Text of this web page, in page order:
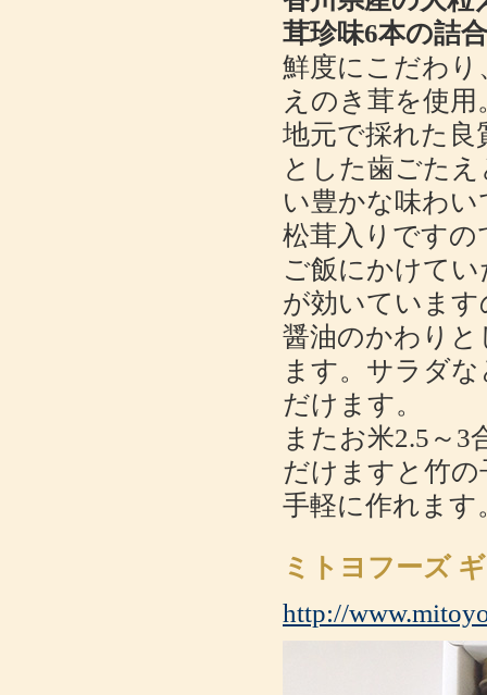
茸珍味6本の詰
鮮度にこだわり
えのき茸を使用
地元で採れた
とした歯ごた
い豊かな味わい
松茸入りです
ご飯にかけて
が効いていま
醤油のかわり
ます。サラダ
だけます。
またお米2.5～3
だけますと竹
手軽に作れます
ミトヨフーズ
http://